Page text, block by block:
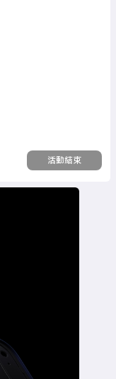
活動結束